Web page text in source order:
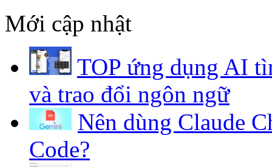
Mới cập nhật
TOP ứng dụng AI
và trao đổi ngôn ngữ
Nên dùng Claude
Code?